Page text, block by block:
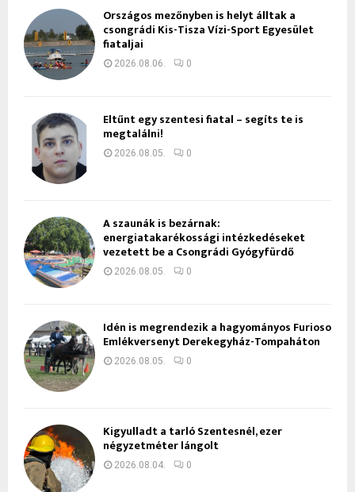
Országos mezőnyben is helyt álltak a
csongrádi Kis-Tisza Vízi-Sport Egyesület
fiataljai
2026.08.06. 0
Eltűnt egy szentesi fiatal – segíts te is
megtalálni!
2026.08.05. 0
A szaunák is bezárnak:
energiatakarékossági intézkedéseket
vezetett be a Csongrádi Gyógyfürdő
2026.08.05. 0
Idén is megrendezik a hagyományos Furioso
Emlékversenyt Derekegyház-Tompaháton
2026.08.05. 0
Kigyulladt a tarló Szentesnél, ezer
négyzetméter lángolt
2026.08.04. 0